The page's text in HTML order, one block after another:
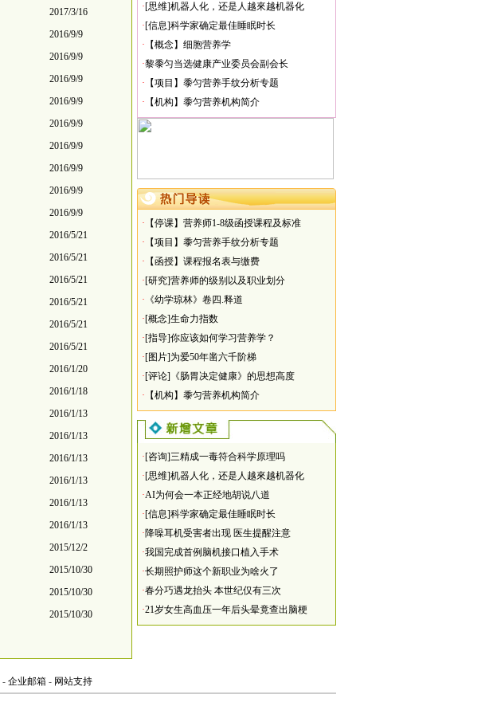
2017/3/16
2016/9/9
2016/9/9
2016/9/9
2016/9/9
2016/9/9
2016/9/9
2016/9/9
2016/9/9
2016/9/9
2016/5/21
2016/5/21
2016/5/21
2016/5/21
2016/5/21
2016/5/21
2016/1/20
2016/1/18
2016/1/13
2016/1/13
2016/1/13
2016/1/13
2016/1/13
2016/1/13
2015/12/2
2015/10/30
2015/10/30
2015/10/30
·【演讲】走出营养误区健康工作六十年
·【新闻】深航携手黍匀开讲健康
【审核】测试题
·[思维]机器人化，还是人越來越机器化
·[信息]科学家确定最佳睡眠时长
· 【概念】细胞营养学
·黎黍匀当选健康产业委员会副会长
· 【项目】黍匀营养手纹分析专题
· 【机构】黍匀营养机构简介
· 【停课】营养师1-8级函授课程及标准
· 【项目】黍匀营养手纹分析专题
· 【函授】课程报名表与缴费
·[研究]营养师的级别以及职业划分
· 《幼学琼林》卷四.释道
·[概念]生命力指数
·[指导]你应该如何学习营养学？
·[图片]为爱50年凿六千阶梯
·[评论]《肠胃决定健康》的思想高度
· 【机构】黍匀营养机构简介
·[咨询]三精成一毒符合科学原理吗
·[思维]机器人化，还是人越來越机器化
·AI为何会一本正经地胡说八道
·[信息]科学家确定最佳睡眠时长
·降噪耳机受害者出现 医生提醒注意
·我国完成首例脑机接口植入手术
·长期照护师这个新职业为啥火了
·春分巧遇龙抬头 本世纪仅有三次
·21岁女生高血压一年后头晕竟查出脑梗
- 企业邮箱 - 网站支持